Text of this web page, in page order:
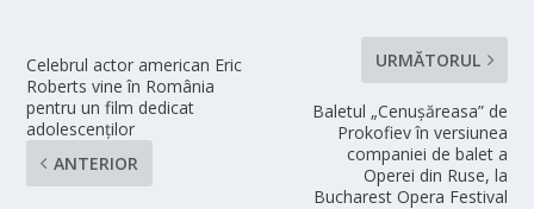
Celebrul actor american Eric
Roberts vine în România
pentru un film dedicat
adolescenților
ANTERIOR
URMĂTORUL
Baletul „Cenușăreasa” de
Prokofiev în versiunea
companiei de balet a
Operei din Ruse, la
Bucharest Opera Festival